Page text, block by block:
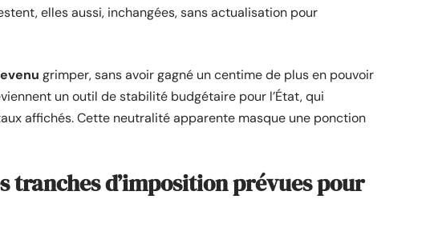
elles aussi, inchangées, sans actualisation pour
grimper, sans avoir gagné un centime de plus en pouvoir
un outil de stabilité budgétaire pour l’État, qui
affichés. Cette neutralité apparente masque une ponction
tranches d’imposition prévues pour